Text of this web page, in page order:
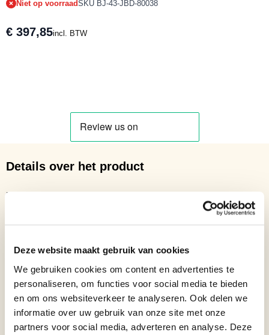
Deze website maakt gebruik van cookies
We gebruiken cookies om content en advertenties te
personaliseren, om functies voor social media te bieden
en om ons websiteverkeer te analyseren. Ook delen we
informatie over uw gebruik van onze site met onze
partners voor social media, adverteren en analyse. Deze
Niet op voorraadSKU BJ-43-JBD-80038
€ 397,85incl. BTW
Details over het product
Modernistisch bronzen beeld van een zittende jaguar
Lengte: 37
Formaat beelden Beelden van 15 t/m 35 cm
Locatie beelden Binnen beelden
Bronzen beelden cadeau Verjaardagscadeau, Nieuwe woning